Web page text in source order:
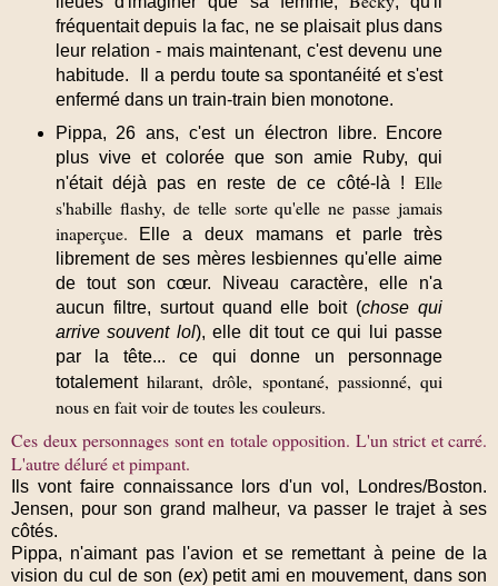
fréquentait depuis la fac, ne se plaisait plus dans
leur relation - mais maintenant, c'est devenu une
habitude.
Il a perdu toute sa spontanéité et s'est
enfermé dans un train-train bien monotone.
Pippa, 26 ans, c'est un électron libre. Encore
plus vive et colorée que son amie Ruby, qui
n'était déjà pas en reste de ce côté-là ! Elle
s'habille flashy, de telle sorte qu'elle ne passe jamais
inaperçue.
Elle a deux mamans et parle très
librement de ses mères lesbiennes qu'elle aime
de tout son cœur.
Niveau caractère, elle n'a
aucun filtre, surtout quand elle boit (chose qui
arrive souvent lol),elle dit tout ce qui lui passe
par la tête... ce qui donne un personnage
totalementhilarant, drôle, spontané, passionné, qui
nous en fait voir de toutes les couleurs.
Ces deux personnages sont en totale opposition. L'un strict et carré.
L'autre déluré et pimpant.
Ils vont faire connaissance lors d'un vol, Londres/Boston.
Jensen, pour son grand malheur, va passer le trajet à ses
côtés.
Pippa, n'aimant pas l'avion et se remettant à peine de la
vision du cul de son (ex) petit ami en mouvement, dans son